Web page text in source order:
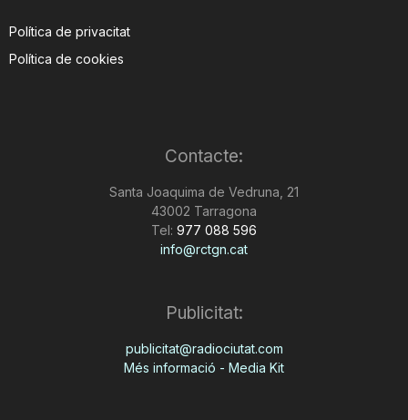
Política de privacitat
Política de cookies
Contacte:
Santa Joaquima de Vedruna, 21
43002 Tarragona
Tel: 977 088 596
info@rctgn.cat
Publicitat:
publicitat@radiociutat.com
Més informació - Media Kit